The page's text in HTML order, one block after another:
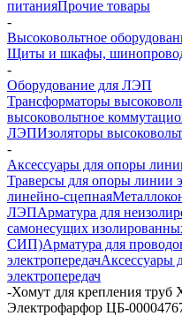
питанияПрочие товары
-
Высоковольтное
Щиты и шкафы,
-
Оборудование для ЛЭП
Трансформаторы
высоковольтное
ЛЭПИзоляторы
-
Аксессуары для опоры
Траверсы для опоры линии
линейно-сцепная
ЛЭПАрматура для
самонесущих
СИП)Арматура для
электропередачАксессуары
электропередач
-Хомут для крепления
Электрофарфор ЦБ-